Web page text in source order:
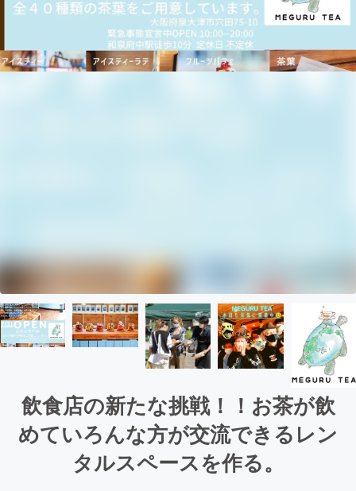
飲食店の新たな挑戦！！お茶が飲
めていろんな方が交流できるレン
タルスペースを作る。